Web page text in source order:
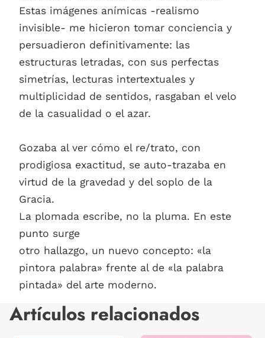
Estas imágenes anímicas -realismo
invisible- me hicieron tomar conciencia y
persuadieron definitivamente: las
estructuras letradas, con sus perfectas
simetrías, lecturas intertextuales y
multiplicidad de sentidos, rasgaban el velo
de la casualidad o el azar.
Gozaba al ver cómo el re/trato, con
prodigiosa exactitud, se auto-trazaba en
virtud de la gravedad y del soplo de la
Gracia.
La plomada escribe, no la pluma. En este
punto surge
otro hallazgo, un nuevo concepto: «la
pintora palabra» frente al de «la palabra
pintada» del arte moderno.
Artículos relacionados